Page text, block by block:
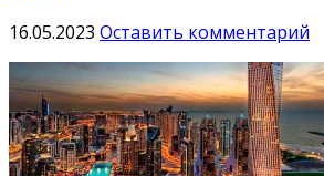
16.05.2023 Оставить комментарий